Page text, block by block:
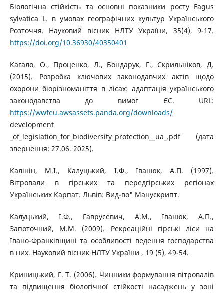
Біологічна стійкість та основні показники росту Fagus
sylvatica L. в умовах географічних культур Українського
Розточчя. Науковий вісник НЛТУ України, 35(4), 9-17.
https://doi.org/10.36930/40350401
Кагало, О., Проценко, Л., Бондарук, Г., Скрильніков, Д.
(2015). Розробка ключових законодавчих актів щодо
охорони біорізноманіття в лісах: адаптація українського
законодавства до вимог ЄС. URL:
https://wwfeu.awsassets.panda.org/downloads/
development
_of_legislation_for_biodiversity_protection__ua_.pdf (дата
звернення: 27.06. 2025).
Калінін, М.І., Калуцький, І.Ф., Іванюк, А.П. (1997).
Вітровали в гірських та передгірських регіонах
Українських Карпат. Львів: Вид-во" Манускрипт.
Калуцький, І.Ф., Гаврусевич, А.М., Іванюк, А.П.,
Запоточний, М.М. (2009). Рекреаційні гірські ліси на
Івано-Франківщині та особливості ведення господарства
в них. Науковий вісник НЛТУ України , 19 (5), 49-54.
Криницький, Г. Т. (2006). Чинники формування вітровалів
та підвищення біологічної стійкості насаджень у зоні